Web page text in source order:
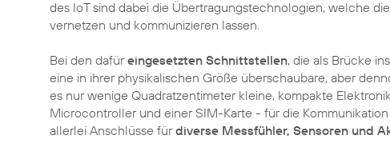
des IoT sind dabei die Übertragungstechnologien, welche
vernetzen und kommunizieren lassen.
Bei den dafüreingesetzten Schnittstellen, die als Brücke
eine in ihrer physikalischen Größe überschaubare, aber
es nur wenige Quadratzentimeter kleine, kompakte
Microcontroller und einer SIM-Karte - für die
allerlei Anschlüsse fürdiverse Messfühler, Sensoren und